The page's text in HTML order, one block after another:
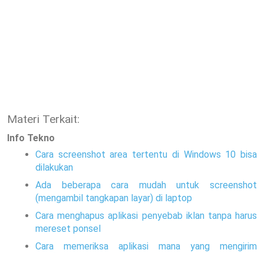
Materi Terkait:
Info Tekno
Cara screenshot area tertentu di Windows 10 bisa
dilakukan
Ada beberapa cara mudah untuk screenshot
(mengambil tangkapan layar) di laptop
Cara menghapus aplikasi penyebab iklan tanpa harus
mereset ponsel
Cara memeriksa aplikasi mana yang mengirim